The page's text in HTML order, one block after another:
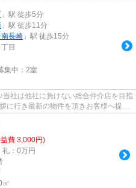
」駅 徒歩5分
」駅 徒歩11分
長崎 」駅 徒歩15分
丁目
集中： 2室
社は他社に負けない総合仲介店を目指
に行き最新の物件を頂きお客様へ提供
費 3,000円)
礼：0万円
㎡